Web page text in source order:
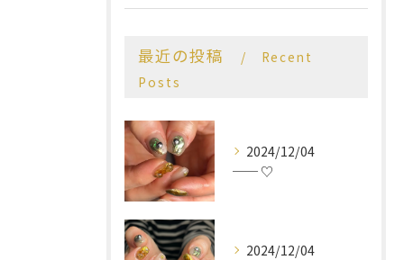
最近の投稿
Recent
Posts
2024/12/04
── ♡
2024/12/04